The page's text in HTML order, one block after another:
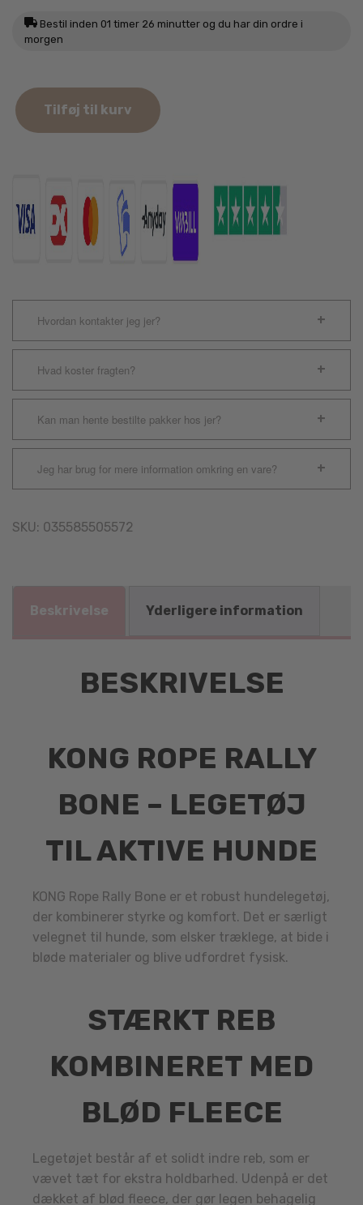
Bestil inden 01 timer 26 minutter og du har din ordre i
morgen
KONG
Rope
Rally
Tilføj til kurv
Hvordan kontakter jeg jer?
Hvad koster fragten?
Kan man hente bestilte pakker hos jer?
Jeg har brug for mere information omkring en vare?
SKU: 035585505572
Beskrivelse Yderligere information
BESKRIVELSE
KONG ROPE RALLY
BONE – LEGETØJ
TIL AKTIVE HUNDE
KONG Rope Rally Bone er et robust hundelegetøj,
der kombinerer styrke og komfort. Det er særligt
velegnet til hunde, som elsker træklege, at bide i
bløde materialer og blive udfordret fysisk.
STÆRKT REB
KOMBINERET MED
BLØD FLEECE
Legetøjet består af et solidt indre reb, som er
vævet tæt for ekstra holdbarhed. Udenpå er det
dækket af blød fleece, der gør legen behagelig